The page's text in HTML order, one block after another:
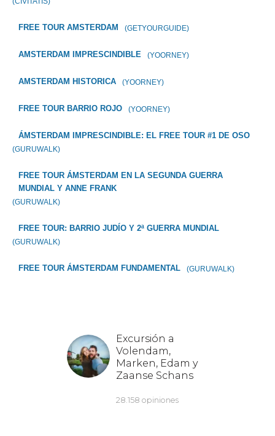
FREE TOUR AMSTERDAM (GETYOURGUIDE)
AMSTERDAM IMPRESCINDIBLE (YOORNEY)
AMSTERDAM HISTORICA (YOORNEY)
FREE TOUR BARRIO ROJO (YOORNEY)
ÁMSTERDAM IMPRESCINDIBLE: EL FREE TOUR #1 DE OSO
(GURUWALK)
FREE TOUR ÁMSTERDAM EN LA SEGUNDA GUERRA
MUNDIAL Y ANNE FRANK
(GURUWALK)
FREE TOUR: BARRIO JUDÍO Y 2ª GUERRA MUNDIAL
(GURUWALK)
FREE TOUR ÁMSTERDAM FUNDAMENTAL (GURUWALK)